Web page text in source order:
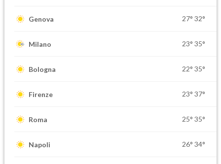
Genova 27° 32°
Milano 23° 35°
Bologna 22° 35°
Firenze 23° 37°
Roma 25° 35°
Napoli 26° 34°